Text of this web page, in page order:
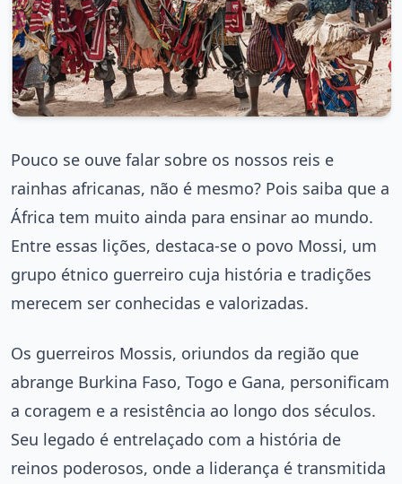
Pouco se ouve falar sobre os nossos reis e
rainhas africanas, não é mesmo? Pois saiba que a
África tem muito ainda para ensinar ao mundo.
Entre essas lições, destaca-se o povo Mossi, um
grupo étnico guerreiro cuja história e tradições
merecem ser conhecidas e valorizadas.
Os guerreiros Mossis, oriundos da região que
abrange Burkina Faso, Togo e Gana, personificam
a coragem e a resistência ao longo dos séculos.
Seu legado é entrelaçado com a história de
reinos poderosos, onde a liderança é transmitida